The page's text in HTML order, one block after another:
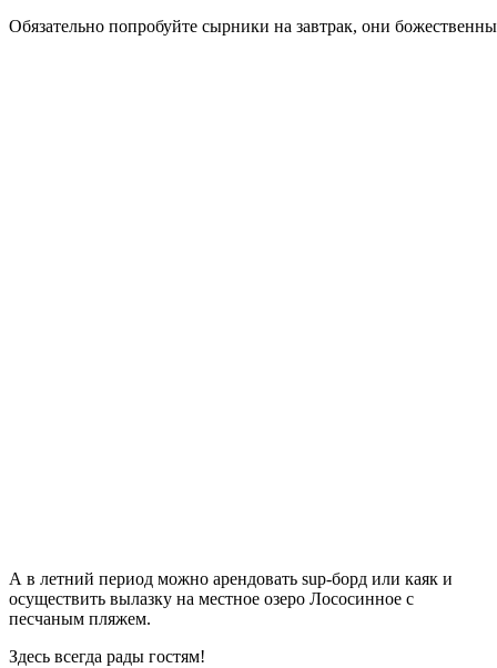
Обязательно попробуйте сырники на завтрак, они
А в летний период можно арендовать sup-борд или каяк и
осуществить вылазку на местное озеро Лососинное с
песчаным пляжем.
Здесь всегда рады гостям!